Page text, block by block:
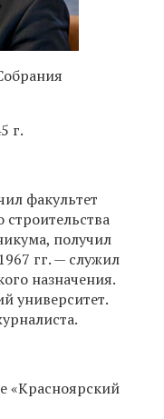
г.
факультет
получил
гг.— служил
назначения.
университет.
«Красноярский